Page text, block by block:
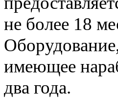
не более 18
имеющее
два года.